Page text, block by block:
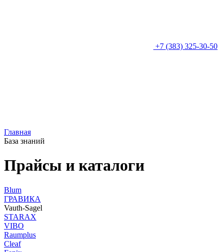
+7 (383) 325-30-50
Главная
База знаний
Прайсы и каталоги
Blum
ГРАВИКА
Vauth-Sagel
STARAX
VIBO
Raumplus
Cleaf